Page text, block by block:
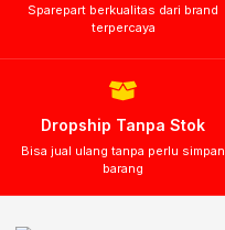
Sparepart berkualitas dari brand
terpercaya
Dropship Tanpa Stok
Bisa jual ulang tanpa perlu simpan
barang